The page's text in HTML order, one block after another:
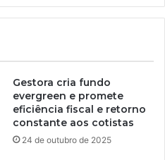
Gestora cria fundo
evergreen e promete
eficiência fiscal e retorno
constante aos cotistas
24 de outubro de 2025